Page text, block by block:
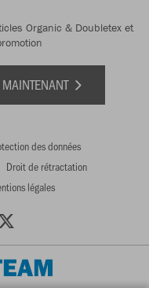
Organic & Doubletex et
des données
Droit de rétractation
légales